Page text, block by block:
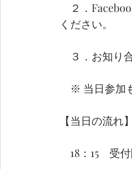
２．
ください。
３．お知り
※ 当日参加
【当日の流れ】
18：15　受